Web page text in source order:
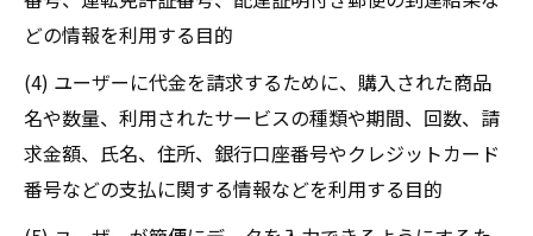
どの情報を利用する目的
(4) ユーザーに代金を請求するために、購入された商品
名や数量、利用されたサービスの種類や期間、回数、請
求金額、氏名、住所、銀行口座番号やクレジットカード
番号などの支払に関する情報などを利用する目的